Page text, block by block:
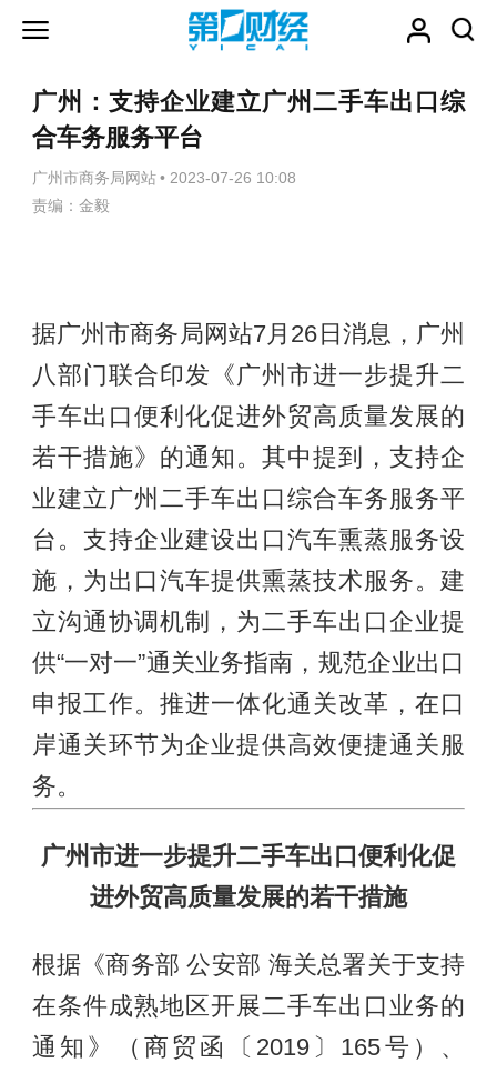
广州：支持企业建立广州二手车出口综
合车务服务平台
广州市商务局网站 • 2023-07-26 10:08
责编：金毅
据广州市商务局网站7月26日消息，广州
八部门联合印发《广州市进一步提升二
手车出口便利化促进外贸高质量发展的
若干措施》的通知。其中提到，支持企
业建立广州二手车出口综合车务服务平
台。支持企业建设出口汽车熏蒸服务设
施，为出口汽车提供熏蒸技术服务。建
立沟通协调机制，为二手车出口企业提
供“一对一”通关业务指南，规范企业出口
申报工作。推进一体化通关改革，在口
岸通关环节为企业提供高效便捷通关服
务。
广州市进一步提升二手车出口便利化促
进外贸高质量发展的若干措施
根据《商务部 公安部 海关总署关于支持
在条件成熟地区开展二手车出口业务的
通知》（商贸函〔2019〕165号）、